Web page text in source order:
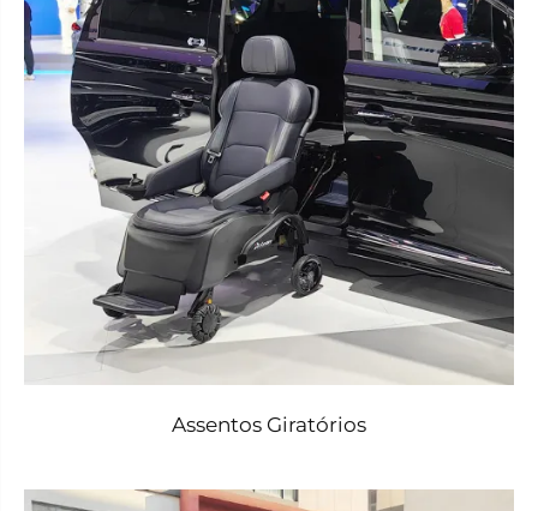
Assentos Giratórios